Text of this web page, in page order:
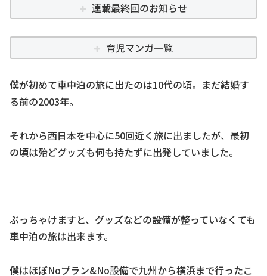
連載最終回のお知らせ
育児マンガ一覧
僕が初めて車中泊の旅に出たのは10代の頃。まだ結婚す
る前の2003年。
それから西日本を中心に50回近く旅に出ましたが、最初
の頃は殆どグッズも何も持たずに出発していました。
ぶっちゃけますと、グッズなどの設備が整っていなくても
車中泊の旅は出来ます。
僕はほぼNoプラン&No設備で九州から横浜まで行ったこ